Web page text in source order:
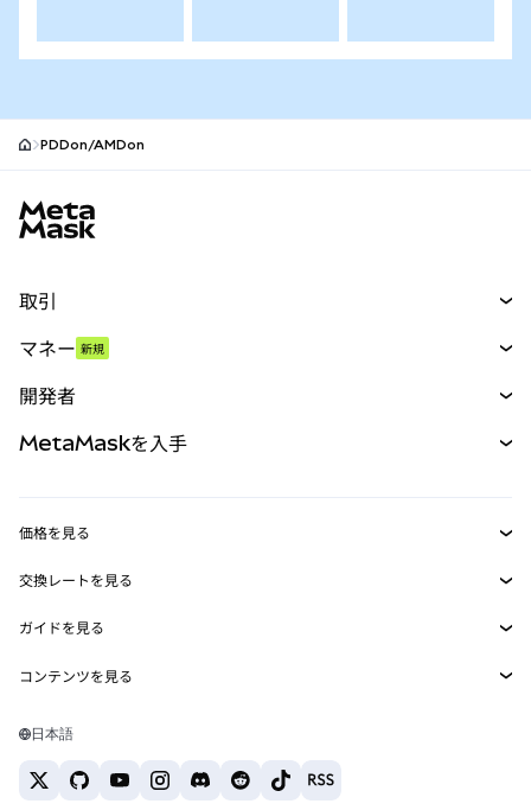
PDDon/AMDon
取引
パーペチュアル
RWA
マネー 新規
開発者
MetaMask Connect
Snaps
Web3サービス
MetaMaskを入手
セキュリティ
サポート
キャリア
お問い合わせ
価格を見る
イーサリアムの価格
Solanaの価格
Tetherの価格
交換レートを見る
ETH→USD
USDT→INR
BTC→INR
ETH→USDT
ガイドを見る
ETHの購入
USDTの購入
コンテンツを見る
Solanaウォレット
日本語